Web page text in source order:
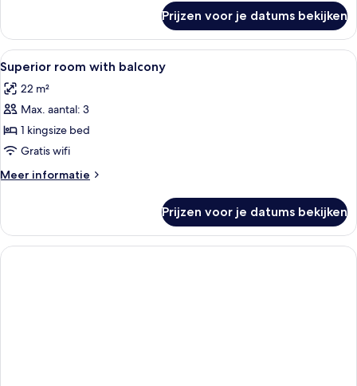
laden
room
with
balcony
sea
side
Prijzen voor je datums bekijken
Alle
foto's
voor
Superior
room
with
balcony
laden
Een minibar, een kluis op de kamer,
3
Superior room with balcony
22 m²
Max. aantal: 3
1 kingsize bed
Gratis wifi
Meer informatie
Meer
room
with
balcony
Prijzen voor je datums bekijken